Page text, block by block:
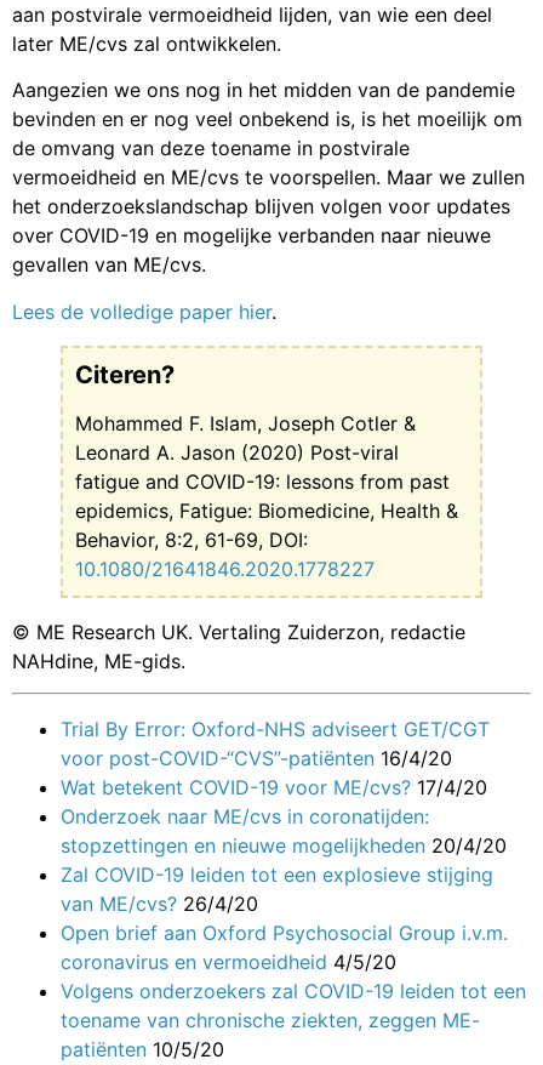
aan postvirale vermoeidheid lijden, van wie een deel
later ME/cvs zal ontwikkelen.
Aangezien we ons nog in het midden van de pandemie
bevinden en er nog veel onbekend is, is het moeilijk om
de omvang van deze toename in postvirale
vermoeidheid en ME/cvs te voorspellen. Maar we zullen
het onderzoekslandschap blijven volgen voor updates
over COVID-19 en mogelijke verbanden naar nieuwe
gevallen van ME/cvs.
Lees de volledige paper hier.
Citeren?
Mohammed F. Islam, Joseph Cotler &
Leonard A. Jason (2020) Post-viral
fatigue and COVID-19: lessons from past
epidemics, Fatigue: Biomedicine, Health &
Behavior, 8:2, 61-69, DOI:
10.1080/21641846.2020.1778227
© ME Research UK. Vertaling Zuiderzon, redactie
NAHdine, ME-gids.
Trial By Error: Oxford-NHS adviseert GET/CGT
voor post-COVID-“CVS”-patiënten 16/4/20
Wat betekent COVID-19 voor ME/cvs? 17/4/20
Onderzoek naar ME/cvs in coronatijden:
stopzettingen en nieuwe mogelijkheden 20/4/20
Zal COVID-19 leiden tot een explosieve stijging
van ME/cvs? 26/4/20
Open brief aan Oxford Psychosocial Group i.v.m.
coronavirus en vermoeidheid 4/5/20
Volgens onderzoekers zal COVID-19 leiden tot een
toename van chronische ziekten, zeggen ME-
patiënten 10/5/20